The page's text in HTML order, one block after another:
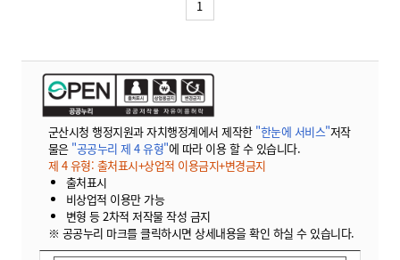
1
군산시청 행정지원과 자치행정계에서 제작한 "한눈에 서비스"저작
물은 "공공누리 제 4 유형"에 따라 이용 할 수 있습니다.
제 4 유형: 출처표시+상업적 이용금지+변경금지
출처표시
비상업적 이용만 가능
변형 등 2차적 저작물 작성 금지
※ 공공누리 마크를 클릭하시면 상세내용을 확인 하실 수 있습니다.